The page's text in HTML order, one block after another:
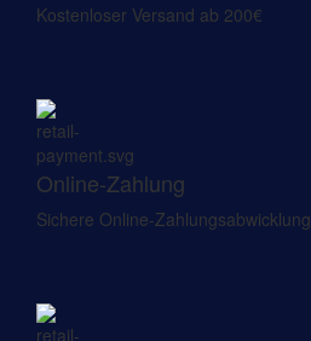
Kostenloser Versand ab 200€
Online-Zahlung
Sichere Online-Zahlungsabwicklung